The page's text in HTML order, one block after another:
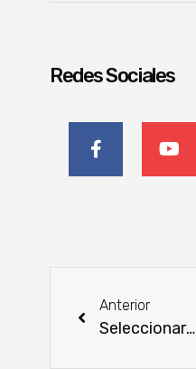
Redes Sociales
Anterior
Seleccionaron a 13 jóvenes embajadores que viajarán para un intercambio cultural